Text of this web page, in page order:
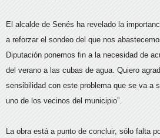
El alcalde de Senés ha revelado la
a reforzar el sondeo del que nos
Diputación ponemos fin a la necesidad de
del verano a las cubas de agua. Quiero
sensibilidad con este problema que se va a
uno de los vecinos del municipio”.
La obra está a punto de concluir, sólo falta